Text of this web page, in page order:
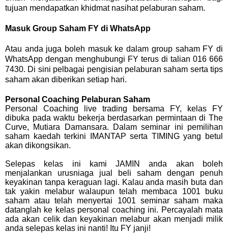
tujuan mendapatkan khidmat nasihat pelaburan saham.
Masuk Group Saham FY di WhatsApp
Atau anda juga boleh masuk ke dalam group saham FY di
WhatsApp dengan menghubungi FY terus di talian 016 666
7430. Di sini pelbagai pengisian pelaburan saham serta tips
saham akan diberikan setiap hari.
Personal Coaching Pelaburan Saham
Personal Coaching live trading bersama FY, kelas FY
dibuka pada waktu bekerja berdasarkan permintaan di The
Curve, Mutiara Damansara. Dalam seminar ini pemilihan
saham kaedah terkini IMANTAP serta TIMING yang betul
akan dikongsikan.
Selepas kelas ini kami JAMIN anda akan boleh
menjalankan urusniaga jual beli saham dengan penuh
keyakinan tanpa keraguan lagi. Kalau anda masih buta dan
tak yakin melabur walaupun telah membaca 1001 buku
saham atau telah menyertai 1001 seminar saham maka
datanglah ke kelas personal coaching ini. Percayalah mata
ada akan celik dan keyakinan melabur akan menjadi milik
anda selepas kelas ini nanti! Itu FY janji!